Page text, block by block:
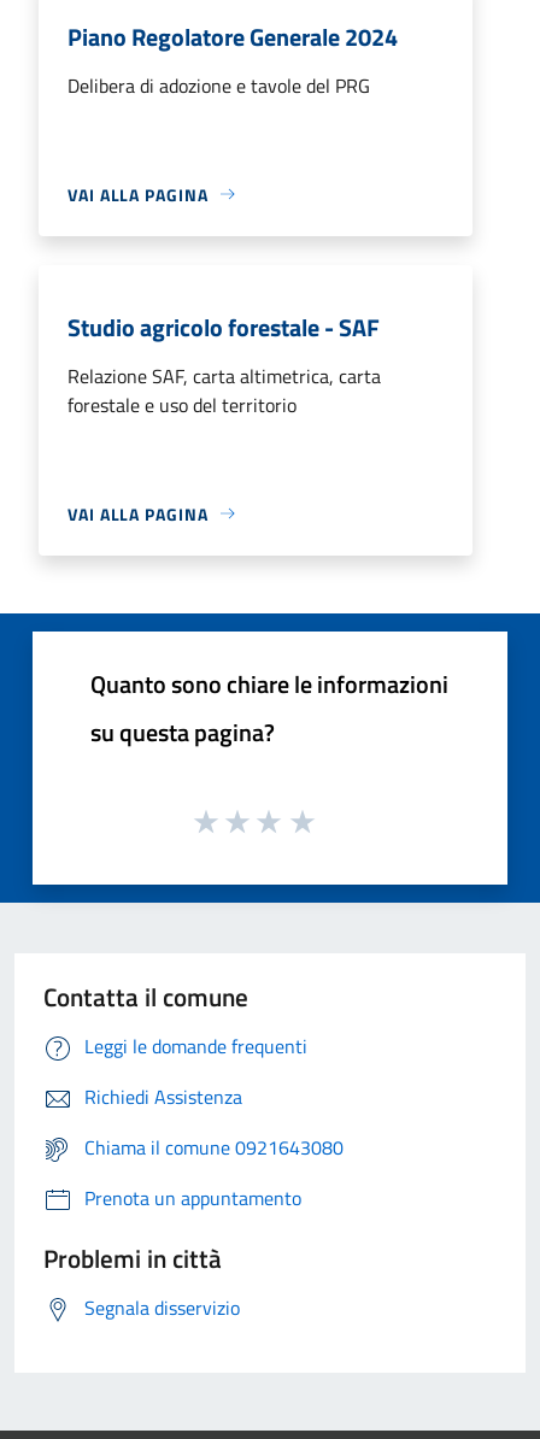
Piano Regolatore Generale 2024
Delibera di adozione e tavole del PRG
VAI ALLA PAGINA
Studio agricolo forestale - SAF
Relazione SAF, carta altimetrica, carta
forestale e uso del territorio
VAI ALLA PAGINA
Quanto sono chiare le informazioni
su questa pagina?
Contatta il comune
Leggi le domande frequenti
Richiedi Assistenza
Chiama il comune 0921643080
Prenota un appuntamento
Problemi in città
Segnala disservizio